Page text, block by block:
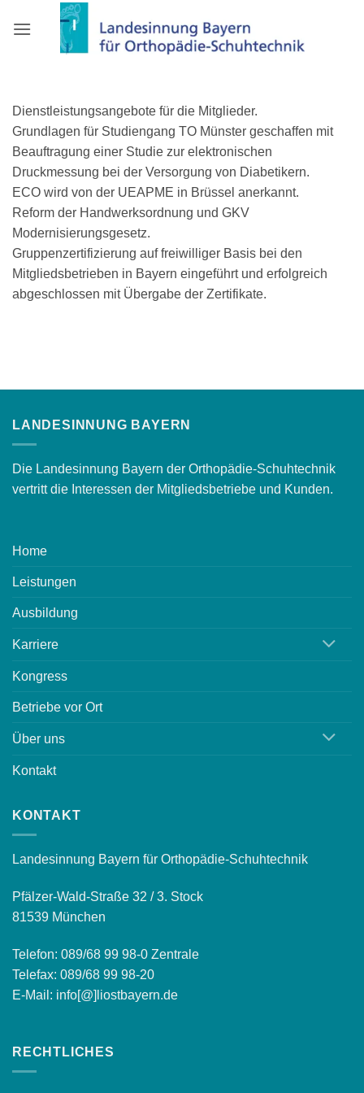
Inhalt
Dienstleistungsangebote für die Mitglieder.
Grundlagen für Studiengang TO Münster geschaffen mit
Beauftragung einer Studie zur elektronischen
Druckmessung bei der Versorgung von Diabetikern.
ECO wird von der UEAPME in Brüssel anerkannt.
Reform der Handwerksordnung und GKV
Modernisierungsgesetz.
Gruppenzertifizierung auf freiwilliger Basis bei den
Mitgliedsbetrieben in Bayern eingeführt und erfolgreich
abgeschlossen mit Übergabe der Zertifikate.
LANDESINNUNG BAYERN
Die Landesinnung Bayern der Orthopädie-Schuhtechnik
vertritt die Interessen der Mitgliedsbetriebe und Kunden.
Home
Leistungen
Ausbildung
Karriere
Kongress
Betriebe vor Ort
Über uns
Kontakt
KONTAKT
Landesinnung Bayern für Orthopädie-Schuhtechnik
Pfälzer-Wald-Straße 32 / 3. Stock
81539 München
Telefon: 089/68 99 98-0 Zentrale
Telefax: 089/68 99 98-20
E-Mail: info[@]liostbayern.de
RECHTLICHES